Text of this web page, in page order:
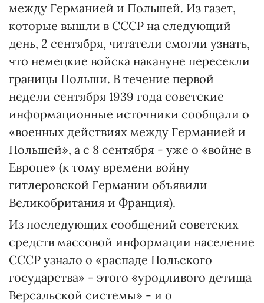
между Германией и Польшей. Из газет,
которые вышли в СССР на следующий
день, 2 сентября, читатели смогли узнать,
что немецкие войска накануне пересекли
границы Польши. В течение первой
недели сентября 1939 года советские
информационные источники сообщали о
«военных действиях между Германией и
Польшей», а с 8 сентября - уже о «войне в
Европе» (к тому времени войну
гитлеровской Германии объявили
Великобритания и Франция).
Из последующих сообщений советских
средств массовой информации население
СССР узнало о «распаде Польского
государства» - этого «уродливого детища
Версальской системы» - и о